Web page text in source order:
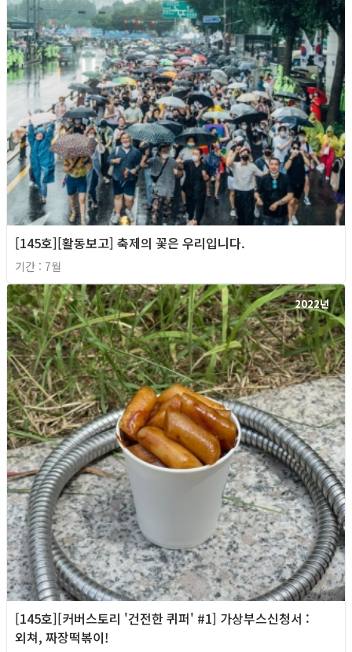
[145호][활동보고] 축제의 꽃은 우리입니다.
기간 : 7월
2022년
[145호][커버스토리 '건전한 퀴퍼' #1] 가상부스신청서 :
외쳐, 짜장떡볶이!